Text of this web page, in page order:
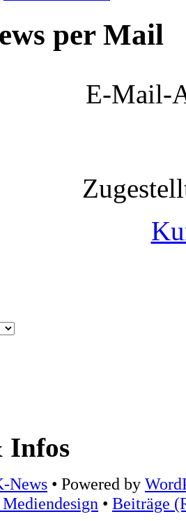
per Mail
E-Mail-
Infos
News • Powered by
• Beiträge